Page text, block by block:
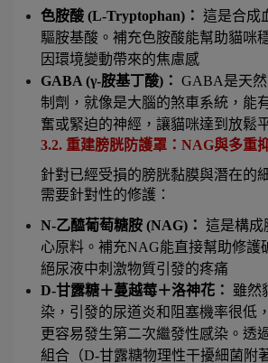
色胺酸 (L-Tryptophan)： 這是合成
驅胺基酸。補充色胺酸能幫助貓咪
因環境變動帶來的焦慮感
GABA (γ-胺基丁酸)： GABA是天
制劑，就像是大腦的煞車系統，能
奮或緊迫的神經，讓貓咪達到放鬆
3.2. 重建膀胱防護罩：NAG與多重
針對已經受損的膀胱黏膜與潛在的
需要針對性的修護：
N-乙醯葡萄糖胺 (NAG)： 這是構成
心原料。補充NAG能直接幫助修護
絕尿液中刺激物質引發的疼痛
D-甘露糖＋蔓越莓＋洛神花：
雖然
染，引發的尿道炎和阻塞機率很低
更容易發生第二次繼發性感染。透
組合（D-甘露糖物理性干擾細菌附